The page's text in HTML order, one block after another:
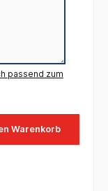
passend zum
Warenkorb